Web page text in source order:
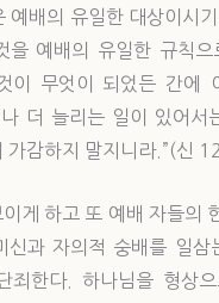
예배의 유일한 대상이시
을 예배의 유일한 규칙
이 무엇이 되었든 간에
더 늘리는 일이 있어
가감하지 말지니라.”(신
게 하고 또 예배 자들의
신과 자의적 숭배를 일
죄한다. 하나님을 형상